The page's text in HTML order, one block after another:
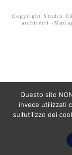
Copyright Studio
architetti -
Questo sito
invece utilizzati
sull’utilizzo dei